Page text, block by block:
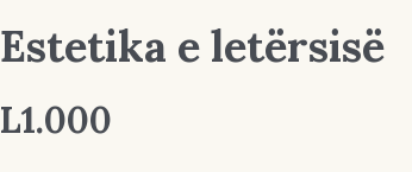
Estetika e letërsisë
L1.000